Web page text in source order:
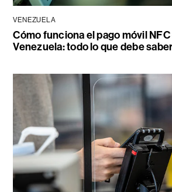
VENEZUELA
Cómo funciona el pago móvil
Venezuela: todo lo que debe saber